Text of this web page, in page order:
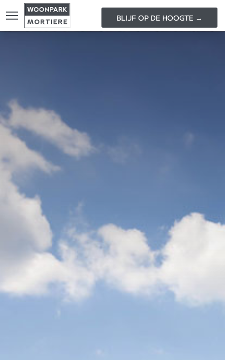
BLIJF OP DE HOOGTE →